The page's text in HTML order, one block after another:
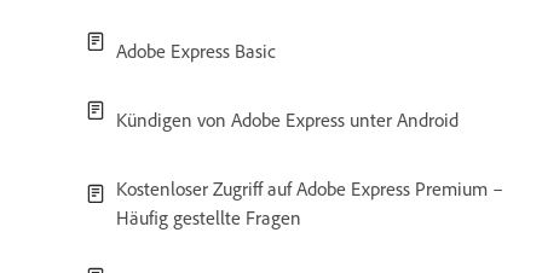
Adobe Express Basic
Kündigen von Adobe Express unter Android
Kostenloser Zugriff auf Adobe Express Premium –
Häufig gestellte Fragen